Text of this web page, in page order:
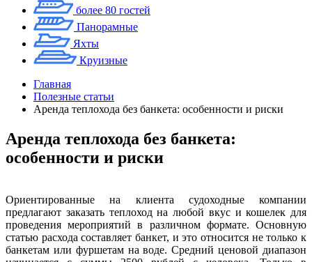
более 80 гостей
Панорамные
Яхты
Круизные
Главная
Полезные статьи
Аренда теплохода без банкета: особенности и риски
Аренда теплохода без банкета:
особенности и риски
Ориентированные на клиента судоходные компании
предлагают заказать теплоход на любой вкус и кошелек для
проведения мероприятий в различном формате. Основную
статью расхода составляет банкет, и это относится не только к
банкетам или фуршетам на воде. Средний ценовой диапазон